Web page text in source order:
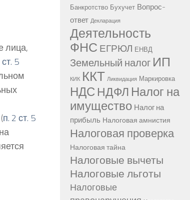
лица,
5
п. 2 ст. 5
Банкротство Бухучет Вопрос-
ответ Декларация
Деятельность
ФНС ЕГРЮЛ ЕНВД
Земельный налог ИП
КИК ККТ Ликвидация Маркировка
НДС НДФЛ Налог на
имущество Налог на
прибыль Налоговая амнистия
Налоговая проверка
Налоговая тайна
Налоговые вычеты
Налоговые льготы
Налоговые